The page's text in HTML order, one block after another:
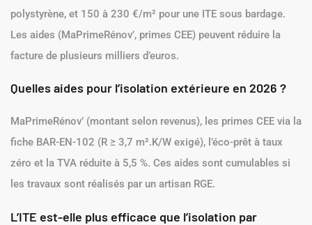
polystyrène, et 150 à 230 €/m² pour une ITE sous bardage.
Les aides (MaPrimeRénov’, primes CEE) peuvent réduire la
facture de plusieurs milliers d’euros.
Quelles aides pour l’isolation extérieure en 2026 ?
MaPrimeRénov’ (montant selon revenus), les primes CEE via la
fiche BAR-EN-102 (R ≥ 3,7 m².K/W exigé), l’éco-prêt à taux
zéro et la TVA réduite à 5,5 %. Ces aides sont cumulables si
les travaux sont réalisés par un artisan RGE.
L’ITE est-elle plus efficace que l’isolation par